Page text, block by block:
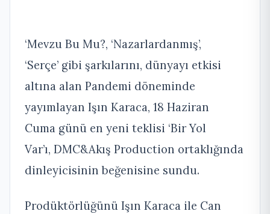
‘Mevzu Bu Mu?, ‘Nazarlardanmış’,
‘Serçe’ gibi şarkılarını, dünyayı etkisi
altına alan Pandemi döneminde
yayımlayan Işın Karaca, 18 Haziran
Cuma günü en yeni teklisi ‘Bir Yol
Var’ı, DMC&Akış Production ortaklığında
dinleyicisinin beğenisine sundu.
Prodüktörlüğünü Işın Karaca ile Can